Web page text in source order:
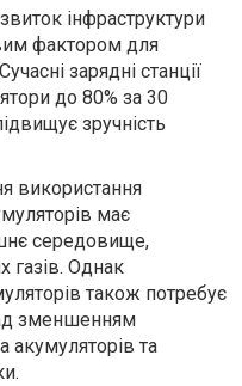
інфраструктури
фактором для
зарядні станції
до 80% за 30
зручність
використання
має
середовище,
Однак
також потребує
зменшенням
акумуляторів та